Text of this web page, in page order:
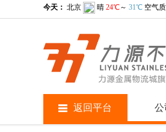
返回平台 公